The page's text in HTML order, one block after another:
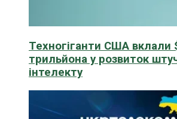
Техногіганти США вклали
трильйона у розвиток
інтелекту